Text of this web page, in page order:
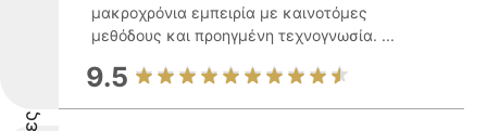
μακροχρόνια εμπειρία με καινοτόμες
μεθόδους και προηγμένη τεχνογνωσία. ...
9.5